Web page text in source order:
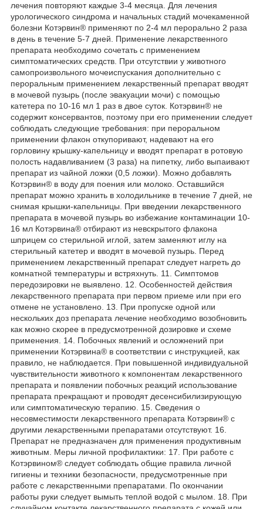
лечения повторяют каждые 3-4 месяца. Для лечения
урологического синдрома и начальных стадий мочекаменной
болезни Котэрвин® применяют по 2-4 мл перорально 2 раза
в день в течение 5-7 дней. Применение лекарственного
препарата необходимо сочетать с применением
симптоматических средств. При отсутствии у животного
самопроизвольного мочеиспускания дополнительно с
пероральным применением лекарственный препарат вводят
в мочевой пузырь (после эвакуации мочи) с помощью
катетера по 10-16 мл 1 раз в двое суток. Котэрвин® не
содержит консервантов, поэтому при его применении следует
соблюдать следующие требования: при пероральном
применении флакон откупоривают, надевают на его
горловину крышку-капельницу и вводят препарат в ротовую
полость надавливанием (3 раза) на пипетку, либо выпаивают
препарат из чайной ложки (0,5 ложки). Можно добавлять
Котэрвин® в воду для поения или молоко. Оставшийся
препарат можно хранить в холодильнике в течение 7 дней, не
снимая крышки-капельницы. При введении лекарственного
препарата в мочевой пузырь во избежание контаминации 10-
16 мл Котэрвина® отбирают из невскрытого флакона
шприцем со стерильной иглой, затем заменяют иглу на
стерильный катетер и вводят в мочевой пузырь. Перед
применением лекарственный препарат следует нагреть до
комнатной температуры и встряхнуть. 11. Симптомов
передозировки не выявлено. 12. Особенностей действия
лекарственного препарата при первом приеме или при его
отмене не установлено. 13. При пропуске одной или
нескольких доз препарата лечение необходимо возобновить
как можно скорее в предусмотренной дозировке и схеме
применения. 14. Побочных явлений и осложнений при
применении Котэрвина® в соответствии с инструкцией, как
правило, не наблюдается. При повышенной индивидуальной
чувствительности животного к компонентам лекарственного
препарата и появлении побочных реакций использование
препарата прекращают и проводят десенсибилизирующую
или симптоматическую терапию. 15. Сведения о
несовместимости лекарственного препарата Котэрвин® с
другими лекарственными препаратами отсутствуют. 16.
Препарат не предназначен для применения продуктивным
животным. Меры личной профилактики: 17. При работе с
Котэрвином® следует соблюдать общие правила личной
гигиены и техники безопасности, предусмотренные при
работе с лекарственными препаратами. По окончании
работы руки следует вымыть теплой водой с мылом. 18. При